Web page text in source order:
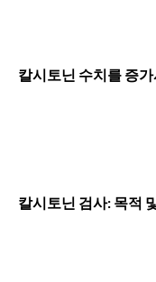
칼시토닌 수치를 증
칼시토닌 검사: 목적